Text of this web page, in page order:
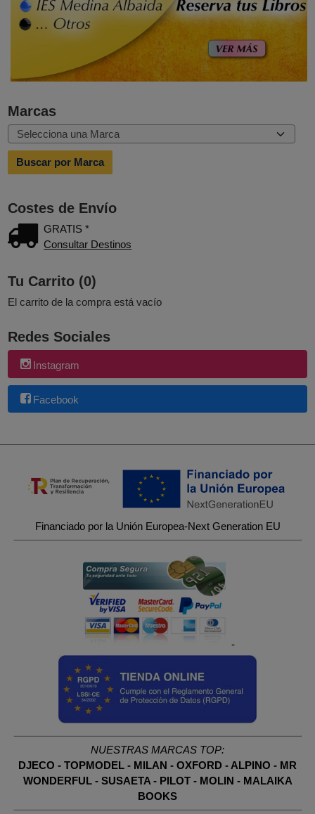
Marcas
Costes de Envío
GRATIS *
Consultar Destinos
Tu Carrito (0)
El carrito de la compra está vacío
Redes Sociales
Instagram
Facebook
Financiado por la Unión Europea-Next Generation EU
-
NUESTRAS MARCAS TOP:
DJECO - TOPMODEL - MILAN - OXFORD - ALPINO - MR
WONDERFUL- SUSAETA- PILOT- MOLIN - MALAIKA
BOOKS